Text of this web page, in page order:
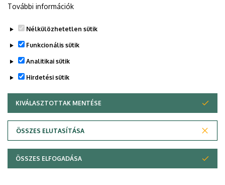
Legutóbbi frissítés: 2023. 02. 23. 08:12
Adatvédelem
Copyright © 2026 Unideb
További információk
Nélkülözhetetlen sütik
Funkcionális sütik
Analitikai sütik
Hirdetési sütik
KIVÁLASZTOTTAK MENTÉSE
ÖSSZES ELUTASÍTÁSA
WITHDRAW CONSENT
ÖSSZES ELFOGADÁSA